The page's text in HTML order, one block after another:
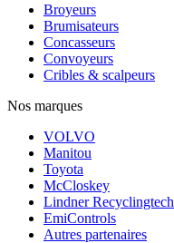
Broyeurs
Brumisateurs
Concasseurs
Convoyeurs
Cribles & scalpeurs
Nos marques
VOLVO
Manitou
Toyota
McCloskey
Lindner Recyclingtech
EmiControls
Autres partenaires